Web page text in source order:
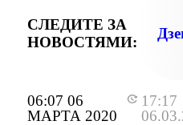
06:07 06
МАРТА 2020
17:17
СЛЕДИТЕ ЗА
НОВОСТЯМИ: